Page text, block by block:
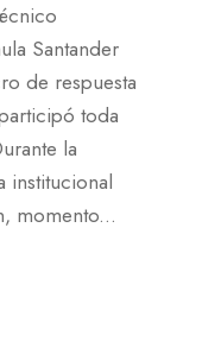
Santander
de respuesta
toda
la
institucional
momento...